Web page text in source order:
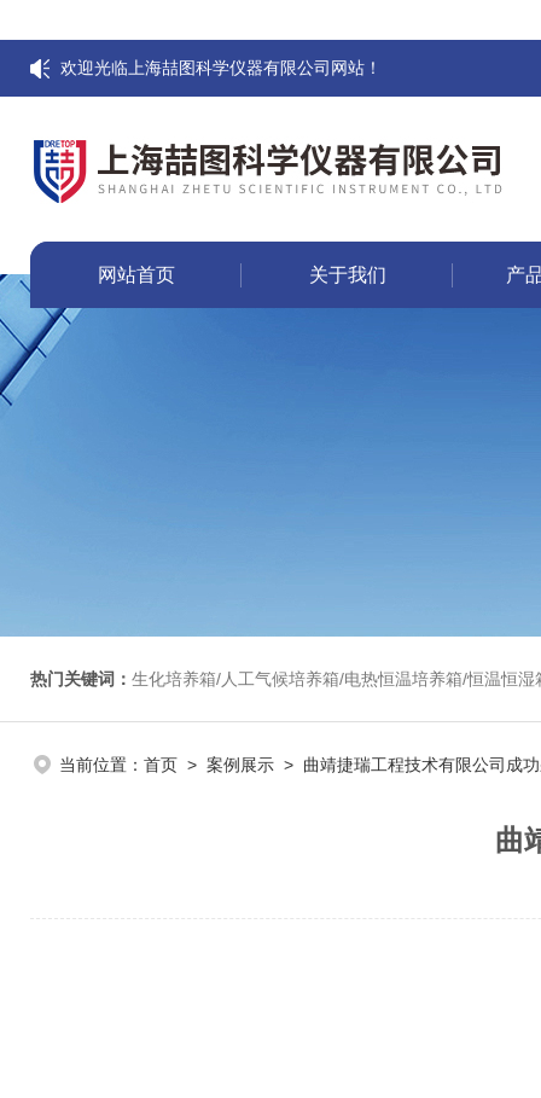
欢迎光临上海喆图科学仪器有限公司网站！
网站首页 关于我们 产
热门关键词： 生化培养箱/人工气候培养箱/电热恒温培养箱/恒温恒湿箱/光照培养箱/二氧化碳培养箱
当前位置： 首页 > 案例展示 > 曲靖捷瑞工程技术有限公司成
曲